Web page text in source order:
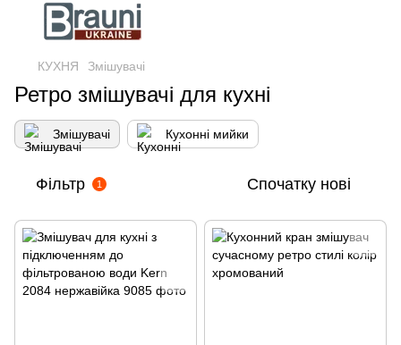
КУХНЯ Змішувачі
Ретро змішувачі для кухні
Змішувачі Кухонні мийки
Фільтр 1 Спочатку нові